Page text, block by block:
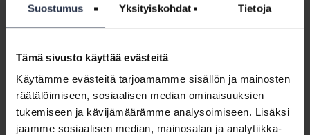
Suostumus Yksityiskohdat Tietoja
Tämä sivusto käyttää evästeitä
Käytämme evästeitä tarjoamamme sisällön ja mainosten
räätälöimiseen, sosiaalisen median ominaisuuksien
tukemiseen ja kävijämäärämme analysoimiseen. Lisäksi
jaamme sosiaalisen median, mainosalan ja analytiikka-
ottaa
yleiseen
yhtiökokouksen
päätöksellä?
päätöksellä?
LAKIKYSYMYKSET
Edelliset
Siirry
sivulle:
1
Siirry
sivulle:
2
Siirry
sivulle:
3
Siirry
sivulle:
4